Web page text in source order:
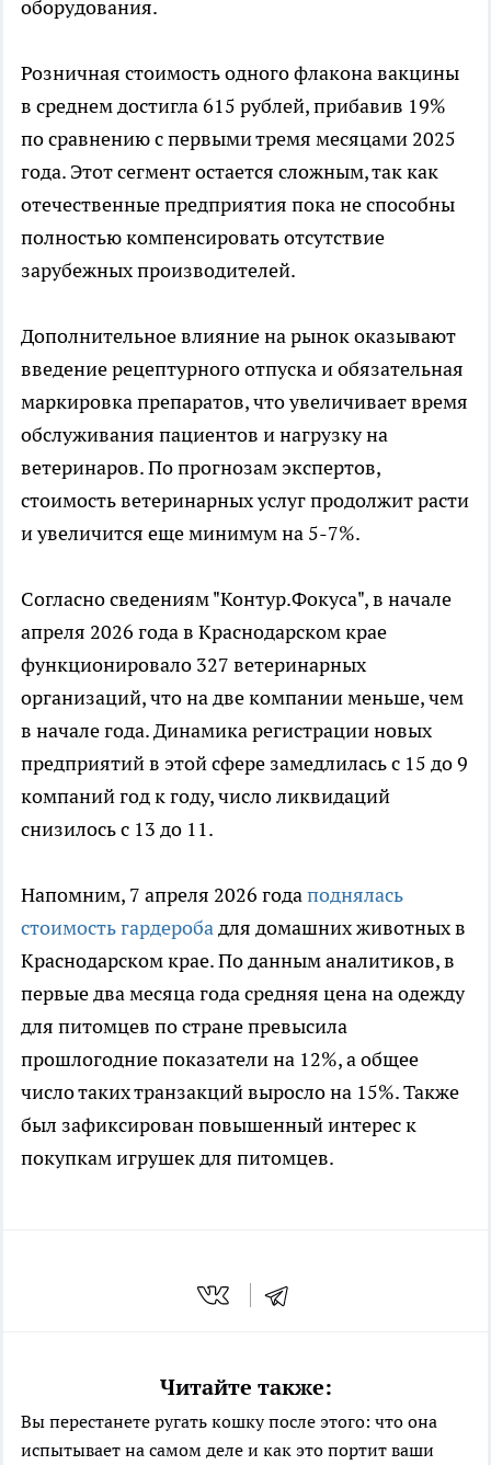
оборудования.
Розничная стоимость одного флакона вакцины
в среднем достигла 615 рублей, прибавив 19%
по сравнению с первыми тремя месяцами 2025
года. Этот сегмент остается сложным, так как
отечественные предприятия пока не способны
полностью компенсировать отсутствие
зарубежных производителей.
Дополнительное влияние на рынок оказывают
введение рецептурного отпуска и обязательная
маркировка препаратов, что увеличивает время
обслуживания пациентов и нагрузку на
ветеринаров. По прогнозам экспертов,
стоимость ветеринарных услуг продолжит расти
и увеличится еще минимум на 5-7%.
Согласно сведениям "Контур.Фокуса", в начале
апреля 2026 года в Краснодарском крае
функционировало 327 ветеринарных
организаций, что на две компании меньше, чем
в начале года. Динамика регистрации новых
предприятий в этой сфере замедлилась с 15 до 9
компаний год к году, число ликвидаций
снизилось с 13 до 11.
Напомним, 7 апреля 2026 годаподнялась
стоимость гардеробадля домашних животных в
Краснодарском крае. По данным аналитиков, в
первые два месяца года средняя цена на одежду
для питомцев по стране превысила
прошлогодние показатели на 12%, а общее
число таких транзакций выросло на 15%. Также
был зафиксирован повышенный интерес к
покупкам игрушек для питомцев.
Читайте также:
Вы перестанете ругать кошку после этого: что она
испытывает на самом деле и как это портит ваши